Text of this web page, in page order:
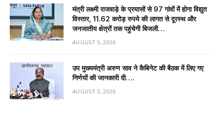
मंत्री लक्ष्मी राजवाड़े के प्रयासों से 97 गांवों में होगा विद्युत
विस्तार, 11.62 करोड़ रुपये की लागत से दूरस्थ और
जनजातीय क्षेत्रों तक पहुंचेगी बिजली…
AUGUST 5, 2026
उप मुख्यमंत्री अरुण साव ने कैबिनेट की बैठक में लिए गए
निर्णयों की जानकारी दी….
AUGUST 5, 2026